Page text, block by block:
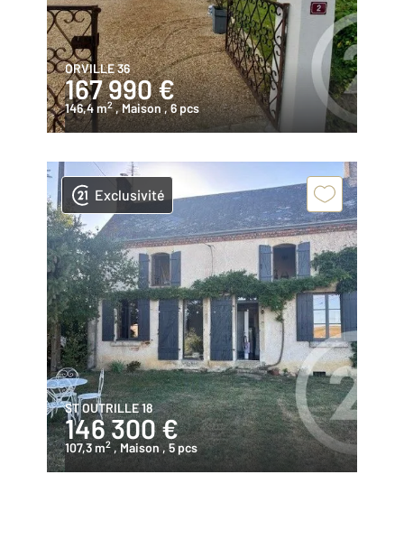
ORVILLE 36
167 990 €
146,4 m2 , Maison, 6 pcs
Exclusivité
ST OUTRILLE 18
146 300 €
107,3 m2 , Maison , 5 pcs